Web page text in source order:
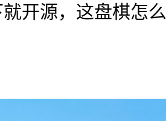
开源，这盘棋怎么